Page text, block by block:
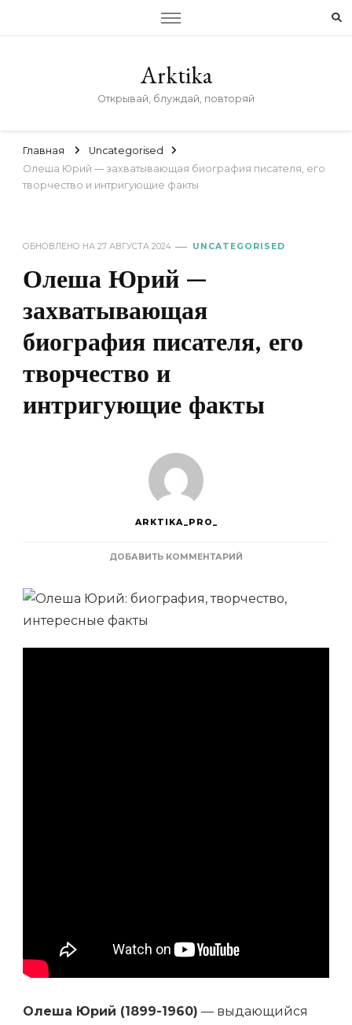
Arktika
Открывай, блуждай, повторяй
Главная
Uncategorised
Олеша Юрий — захватывающая биография писателя, его
творчество и интригующие факты
ОБНОВЛЕНО НА 27 АВГУСТА 2024 UNCATEGORISED
Олеша Юрий —
захватывающая
биография писателя, его
творчество и
интригующие факты
ARKTIKA_PRO_
ДОБАВИТЬ КОММЕНТАРИЙ
ЮРИЙ
Олеша Юрий (1899-1960) — выдающийся